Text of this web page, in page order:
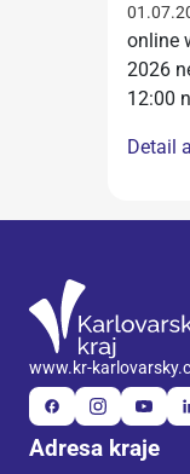
online
2026
12:00
Detail
www.kr-
Adresa kraje